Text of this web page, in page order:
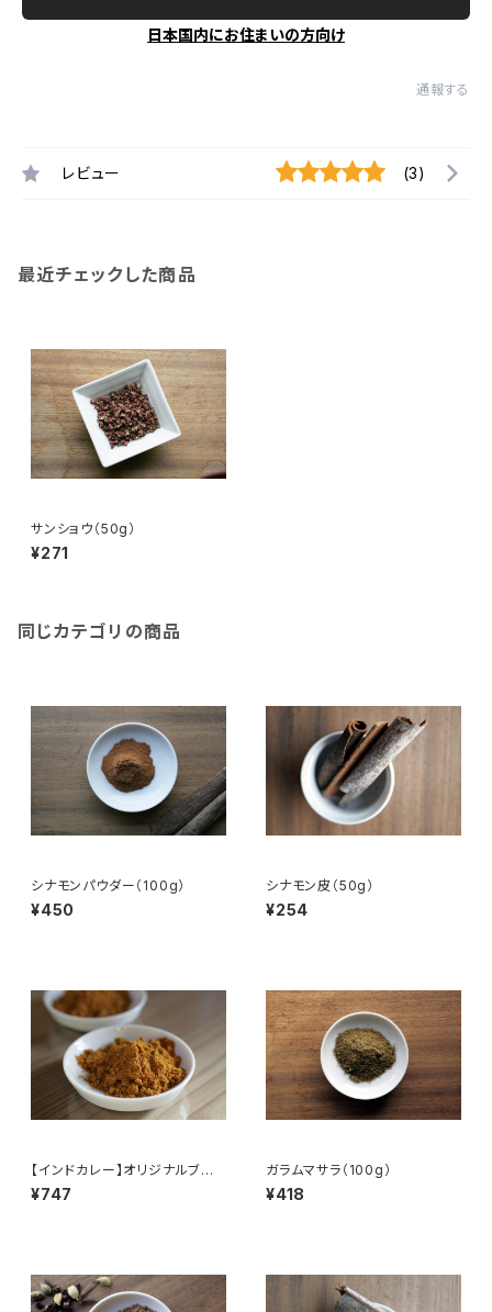
日本国内にお住まいの方向け
通報する
レビュー (3)
最近チェックした商品
サンショウ（50g）
¥271
同じカテゴリの商品
シナモンパウダー（100g）
¥450
シナモン皮（50g）
¥254
【インドカレー】オリジナルブレ
ンドスパイス（100g）
¥747
ガラムマサラ（100g）
¥418